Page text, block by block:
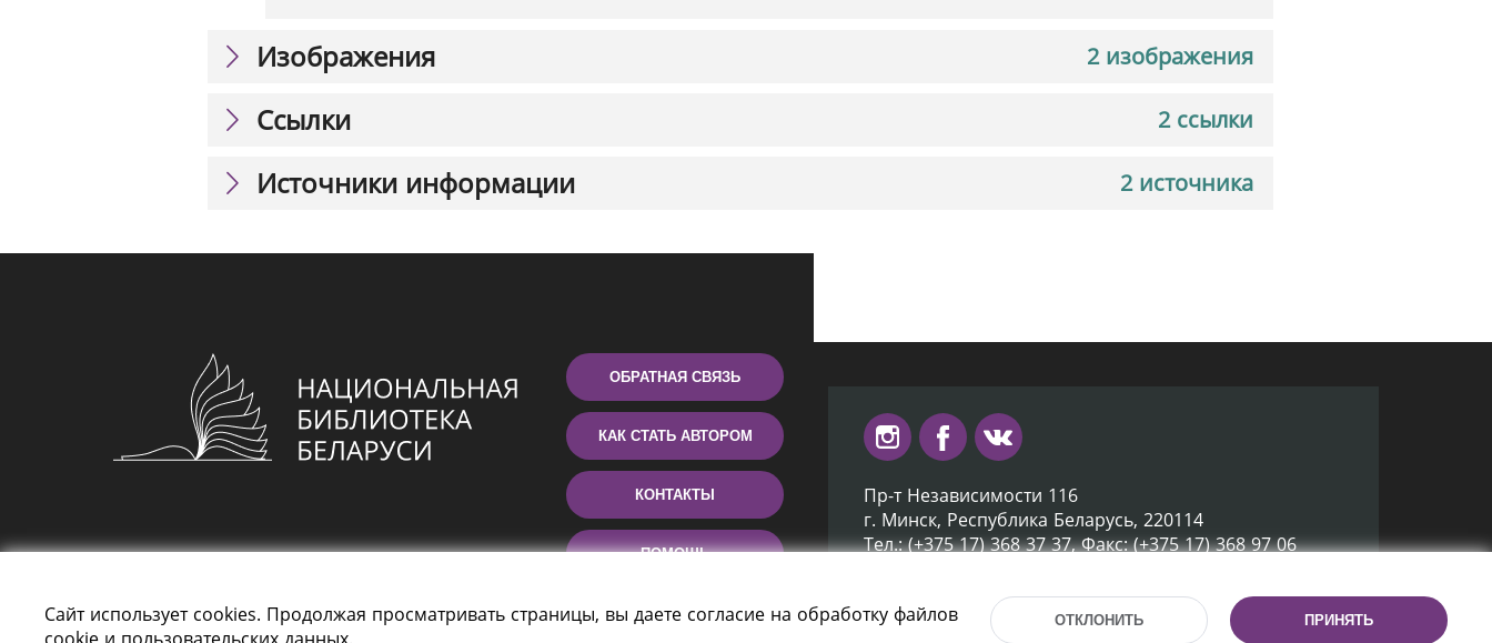
2 изображения
Изображения
2 ссылки
Ссылки
2 источника
Источники информации
ОБРАТНАЯ СВЯЗЬ
КАК СТАТЬ АВТОРОМ
КОНТАКТЫ
ПОМОЩЬ
Пр-т Независимости 116
г. Минск, Республика Беларусь, 220114
Тел.: (+375 17) 368 37 37, Факс: (+375 17) 368 97 06
Сайт использует cookies. Продолжая просматривать страницы, вы даете согласие на обработку файлов
cookie и пользовательских данных.
ОТКЛОНИТЬ ПРИНЯТЬ